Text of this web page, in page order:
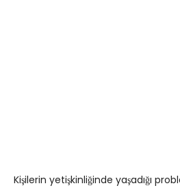
Kişilerin yetişkinliğinde yaşadığı